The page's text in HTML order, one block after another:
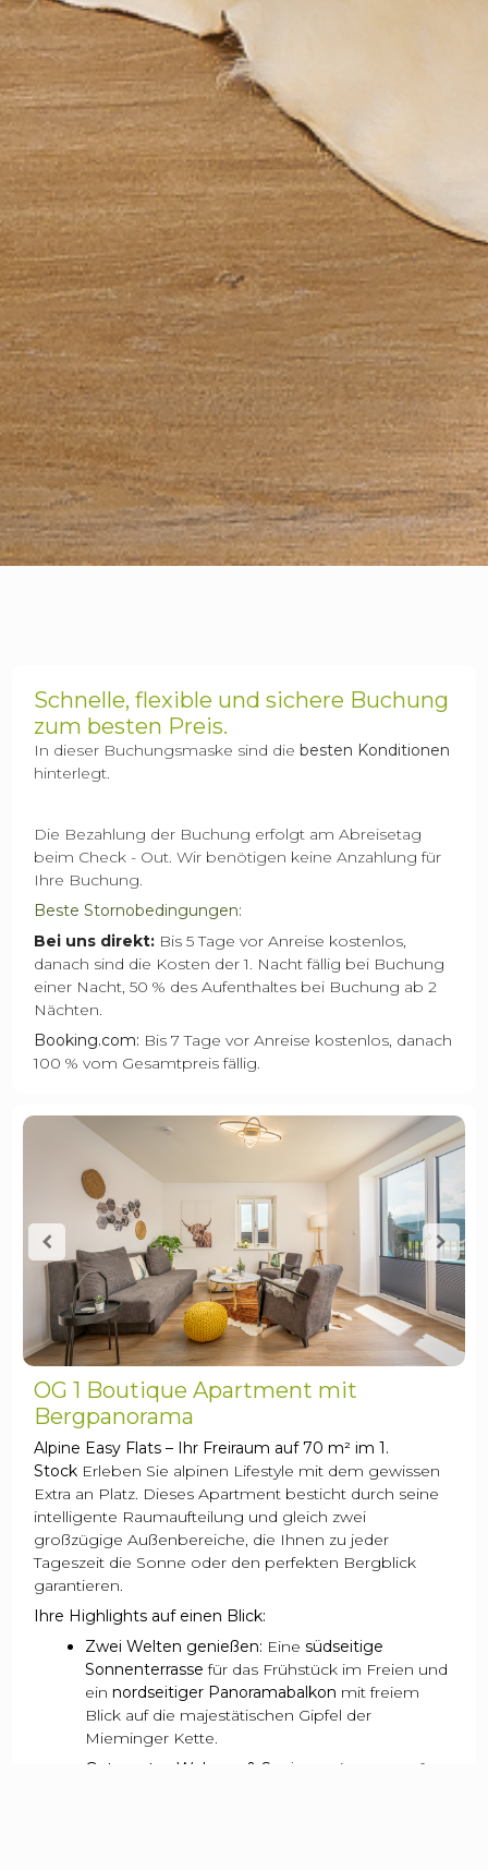
Schnelle, flexible und sichere Buchung
zum besten Preis.
In dieser Buchungsmaske sind die besten Konditionen
hinterlegt.
Die Bezahlung der Buchung erfolgt am Abreisetag
beim Check - Out. Wir benötigen keine Anzahlung für
Ihre Buchung.
Beste Stornobedingungen:
Bei uns direkt: Bis 5 Tage vor Anreise kostenlos,
danach sind die Kosten der 1. Nacht fällig bei Buchung
einer Nacht, 50 % des Aufenthaltes bei Buchung ab 2
Nächten.
Booking.com: Bis 7 Tage vor Anreise kostenlos, danach
100 % vom Gesamtpreis fällig.
OG 1 Boutique Apartment mit
Bergpanorama
Alpine Easy Flats – Ihr Freiraum auf 70 m² im 1.
Stock Erleben Sie alpinen Lifestyle mit dem gewissen
Extra an Platz. Dieses Apartment besticht durch seine
intelligente Raumaufteilung und gleich zwei
großzügige Außenbereiche, die Ihnen zu jeder
Tageszeit die Sonne oder den perfekten Bergblick
garantieren.
Ihre Highlights auf einen Blick:
Zwei Welten genießen: Eine südseitige
Sonnenterrasse für das Frühstück im Freien und
ein nordseitiger Panoramabalkon mit freiem
Blick auf die majestätischen Gipfel der
Mieminger Kette.
Getrenntes Wohnen & Speisen:
Ein Novum für